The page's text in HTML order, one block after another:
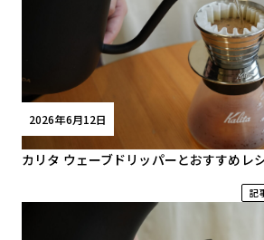
カリタ ウェーブドリッパーとおすすめレ
2026年6月12日
記